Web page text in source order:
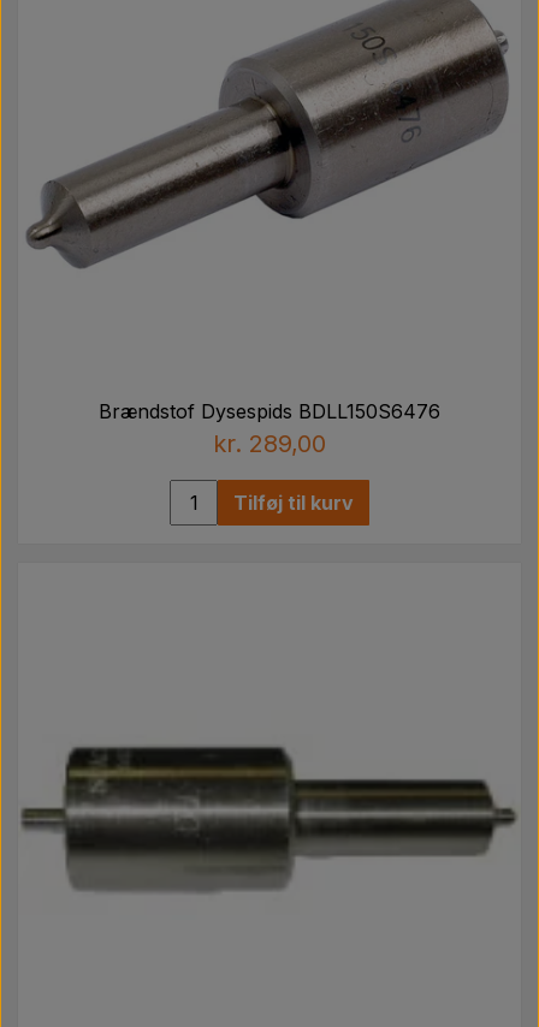
Brændstof Dysespids BDLL150S6476
kr. 289,00
Tilføj til kurv